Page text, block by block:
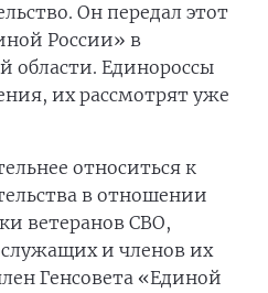
Он передал этот
России» в
области. Единороссы
их рассмотрят уже
относиться к
в отношении
ветеранов СВО,
и членов их
Генсовета «Единой